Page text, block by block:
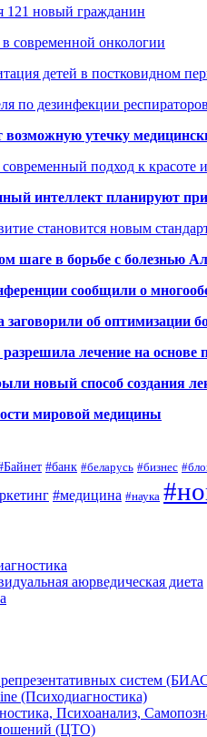
121 новый гражданин
современной онкологии
детей в постковидном
по дезинфекции респираторов
утечку
современный подход к красоте
интеллект планируют
становится новым
шаге в борьбе с болезнью
сообщили о
заговорили об оптимизации
лечение на
новый способ создания
мировой медицины
#банк #беларусь #бизнес
#медицина #наука
аюрведическая диета
репрезентативных систем
(Психодиагностика)
Психоанализ,
(ЦТО)